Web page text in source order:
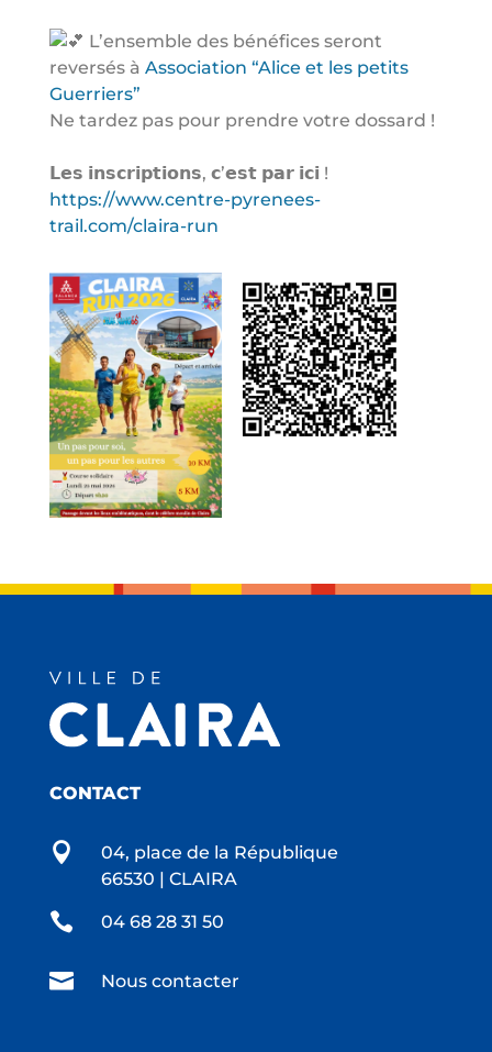
L’ensemble des bénéfices seront
reversés à Association “Alice et les petits
Guerriers”
Ne tardez pas pour prendre votre dossard !
𝗟𝗲𝘀 𝗶𝗻𝘀𝗰𝗿𝗶𝗽𝘁𝗶𝗼𝗻𝘀, 𝗰’𝗲𝘀𝘁 𝗽𝗮𝗿 𝗶𝗰𝗶 !
https://www.centre-pyrenees-
trail.com/claira-run
CONTACT

04, place de la République
66530 | CLAIRA
 04 68 28 31 50
 Nous contacter